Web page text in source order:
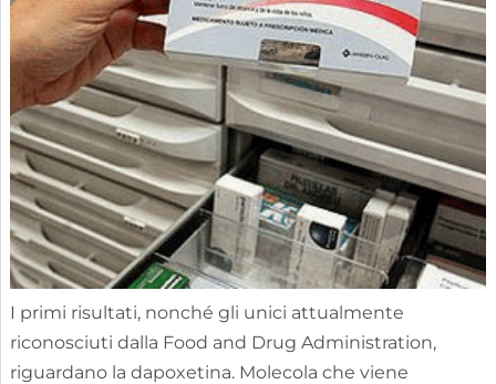
I primi risultati, nonché gli unici attualmente
riconosciuti dalla Food and Drug Administration,
riguardano la dapoxetina. Molecola che viene